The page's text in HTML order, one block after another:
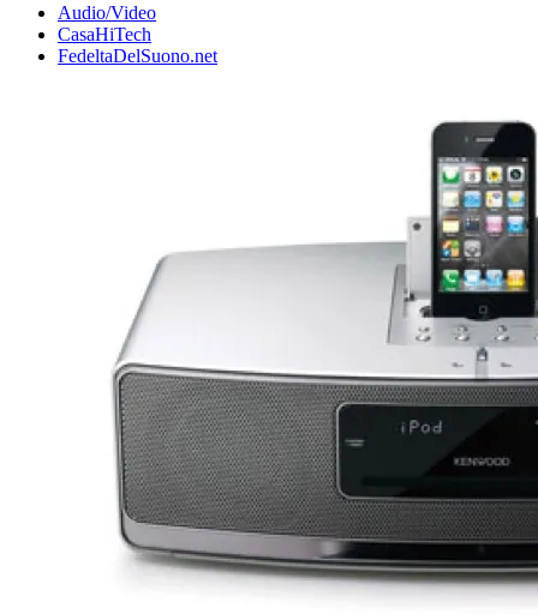
Audio/Video
CasaHiTech
FedeltaDelSuono.net